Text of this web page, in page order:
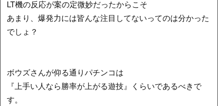
LT機の反応が案の定微妙だったからこそ
あまり、爆発力には皆んな注目してないってのは分かった
でしょ？
ボウズさんが仰る通りパチンコは
『上手い人なら勝率が上がる遊技』くらいであるべきで
す。